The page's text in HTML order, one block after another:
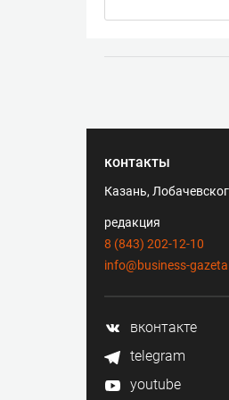
контакты
Казань,
редакция
8 (843) 202-12-10
info@business-
вконтакте
telegram
youtube